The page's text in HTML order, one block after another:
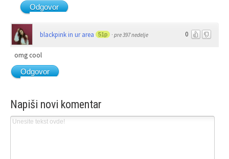
Odgovor
0
blackpink in ur area 51p · pre 397 nedelje
omg cool
Odgovor
Napiši novi komentar